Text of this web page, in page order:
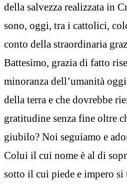
della salvezza realizzata in
sono, oggi, tra i cattolici,
conto della straordinaria
Battesimo, grazia di fatto
minoranza dell’umanità
della terra e che dovrebbe
gratitudine senza fine oltre
giubilo? Noi seguiamo e
Colui il cui nome è al di
sotto il cui piede e impero si